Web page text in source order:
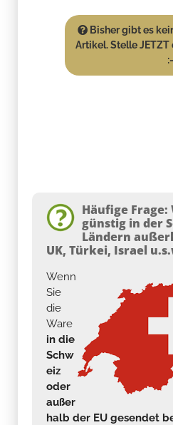
Bisher gibt es
Artikel. Stelle
Häufige
günstig in der
Ländern
UK, Türkei, Israel
Wenn
Sie
die
Ware
in die
Schw
eiz
oder
außer
halb der EU gesendet